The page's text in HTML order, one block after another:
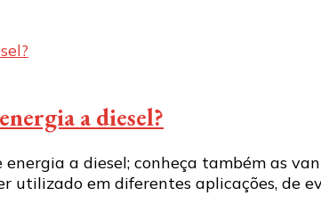
a diesel?
a diesel; conheça também as
utilizado em diferentes aplicações, de